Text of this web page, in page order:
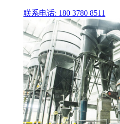
联系电话: 180 3780 8511